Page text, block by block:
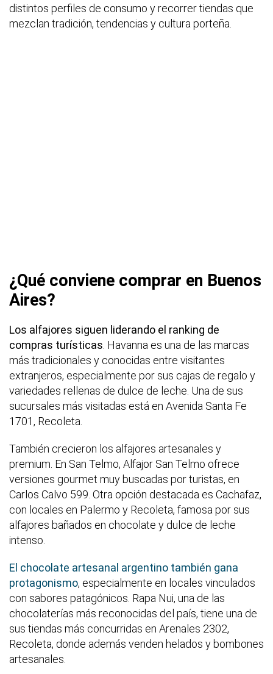
distintos perfiles de consumo y recorrer tiendas que
mezclan tradición, tendencias y cultura porteña.
¿Qué conviene comprar en Buenos
Aires?
Los alfajores siguen liderando el ranking de
compras turísticas . Havanna es una de las marcas
más tradicionales y conocidas entre visitantes
extranjeros, especialmente por sus cajas de regalo y
variedades rellenas de dulce de leche. Una de sus
sucursales más visitadas está en Avenida Santa Fe
1701, Recoleta.
También crecieron los alfajores artesanales y
premium. En San Telmo, Alfajor San Telmo ofrece
versiones gourmet muy buscadas por turistas, en
Carlos Calvo 599. Otra opción destacada es Cachafaz,
con locales en Palermo y Recoleta, famosa por sus
alfajores bañados en chocolate y dulce de leche
intenso.
El chocolate artesanal argentino también gana
protagonismo, especialmente en locales vinculados
con sabores patagónicos. Rapa Nui, una de las
chocolaterías más reconocidas del país, tiene una de
sus tiendas más concurridas en Arenales 2302,
Recoleta, donde además venden helados y bombones
artesanales.